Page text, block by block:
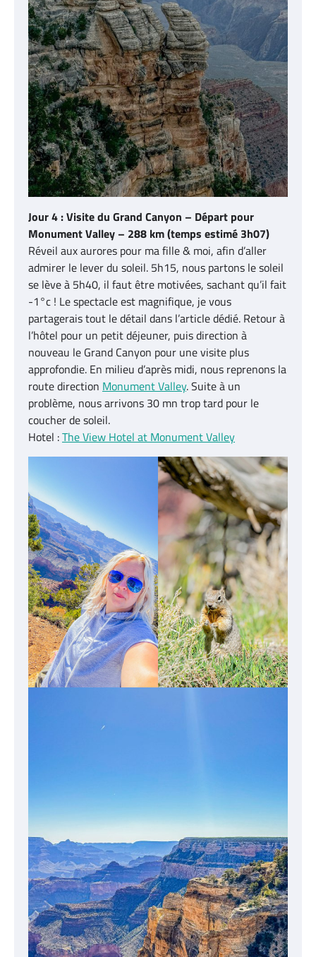
Jour 4 : Visite du Grand Canyon – Départ pour
Monument Valley – 288 km (temps estimé 3h07)
Réveil aux aurores pour ma fille & moi, afin d’aller
admirer le lever du soleil. 5h15, nous partons le soleil
se lève à 5h40, il faut être motivées, sachant qu’il fait
-1°c ! Le spectacle est magnifique, je vous
partagerais tout le détail dans l’article dédié. Retour à
l’hôtel pour un petit déjeuner, puis direction à
nouveau le Grand Canyon pour une visite plus
approfondie. En milieu d’après midi, nous reprenons la
route direction Monument Valley. Suite à un
problème, nous arrivons 30 mn trop tard pour le
coucher de soleil.
Hotel :The View Hotel at Monument Valley